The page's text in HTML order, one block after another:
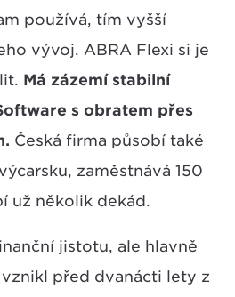
používá, tím vyšší
vývoj. ABRA Flexi si je
Má zázemí stabilní
s obratem přes
Česká firma působí také
zaměstnává 150
už několik dekád.
jistotu, ale hlavně
před dvanácti lety z